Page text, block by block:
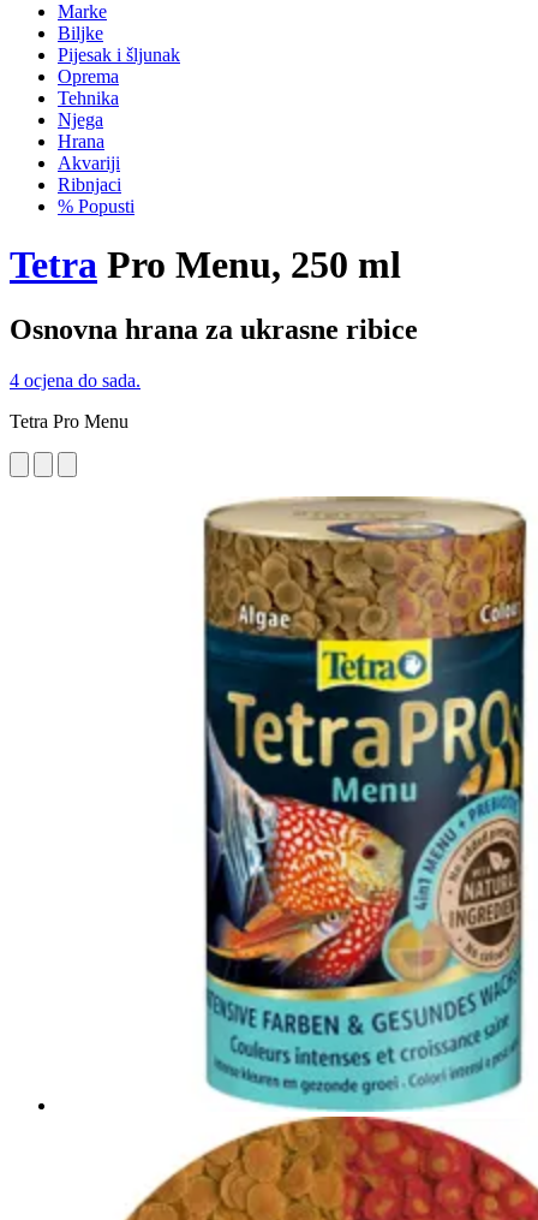
Marke
Biljke
Pijesak i šljunak
Oprema
Tehnika
Njega
Hrana
Akvariji
Ribnjaci
% Popusti
Tetra Pro Menu, 250 ml
Osnovna hrana za ukrasne ribice
4 ocjena do sada.
Tetra Pro Menu